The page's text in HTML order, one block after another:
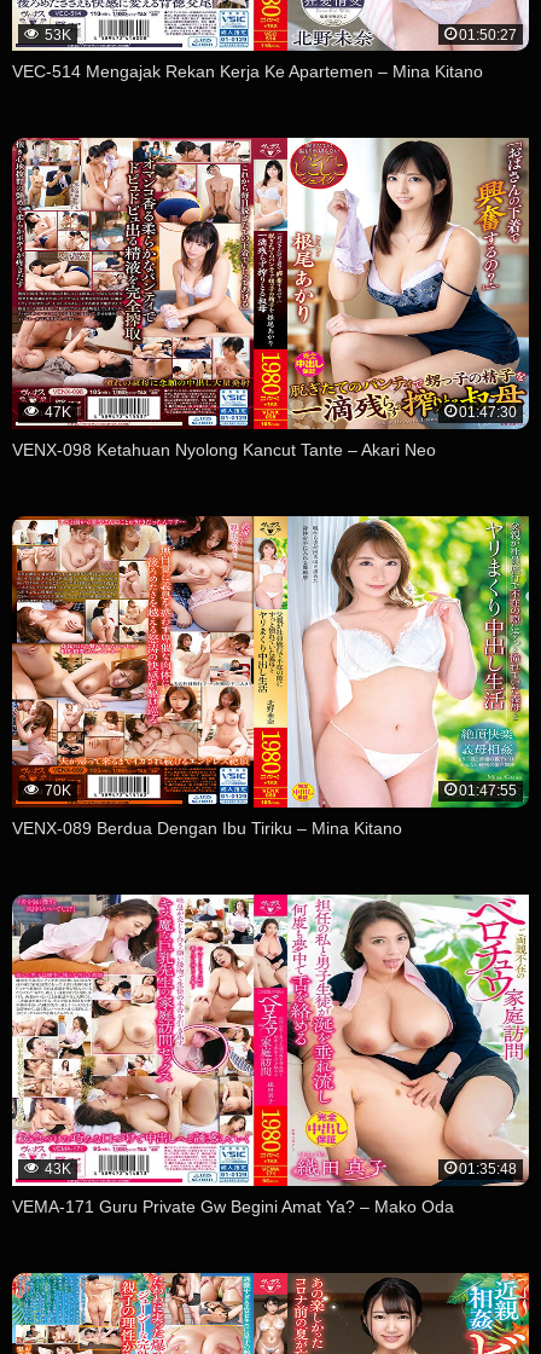
53K 01:50:27
VEC-514 Mengajak Rekan Kerja Ke Apartemen – Mina Kitano
47K 01:47:30
VENX-098 Ketahuan Nyolong Kancut Tante – Akari Neo
70K 01:47:55
VENX-089 Berdua Dengan Ibu Tiriku – Mina Kitano
43K 01:35:48
VEMA-171 Guru Private Gw Begini Amat Ya? – Mako Oda